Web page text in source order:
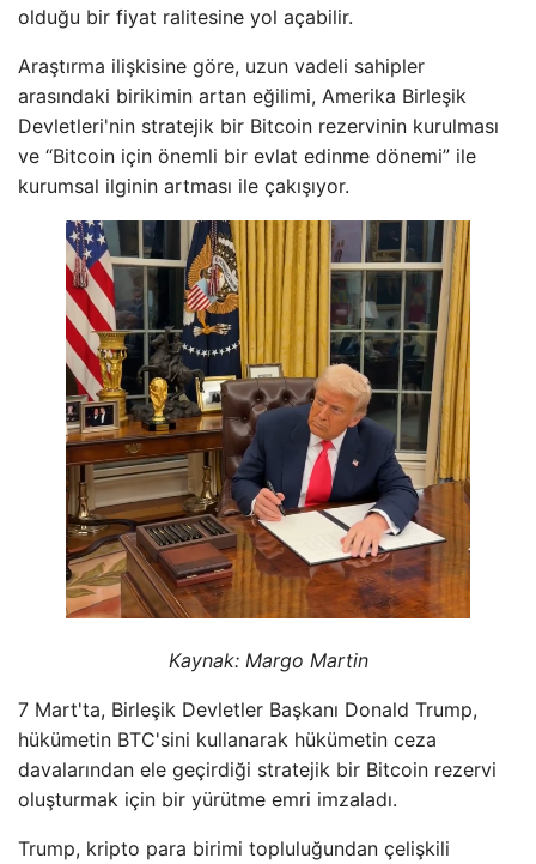
olduğu bir fiyat ralitesine yol açabilir.
Araştırma ilişkisine göre, uzun vadeli sahipler
arasındaki birikimin artan eğilimi, Amerika Birleşik
Devletleri'nin stratejik bir Bitcoin rezervinin kurulması
ve “Bitcoin için önemli bir evlat edinme dönemi” ile
kurumsal ilginin artması ile çakışıyor.
Kaynak: Margo Martin
7 Mart'ta, Birleşik Devletler Başkanı Donald Trump,
hükümetin BTC'sini kullanarak hükümetin ceza
davalarından ele geçirdiği stratejik bir Bitcoin rezervi
oluşturmak için bir yürütme emri imzaladı.
Trump, kripto para birimi topluluğundan çelişkili